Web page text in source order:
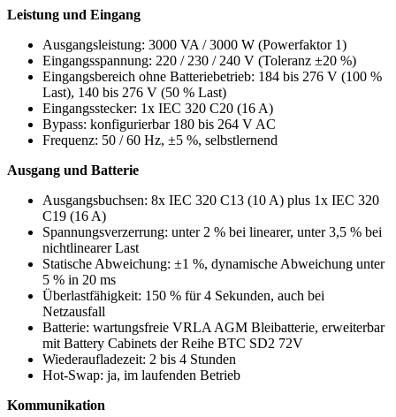
Leistung und Eingang
Ausgangsleistung: 3000 VA / 3000 W (Powerfaktor 1)
Eingangsspannung: 220 / 230 / 240 V (Toleranz ±20 %)
Eingangsbereich ohne Batteriebetrieb: 184 bis 276 V (100 %
Last), 140 bis 276 V (50 % Last)
Eingangsstecker: 1x IEC 320 C20 (16 A)
Bypass: konfigurierbar 180 bis 264 V AC
Frequenz: 50 / 60 Hz, ±5 %, selbstlernend
Ausgang und Batterie
Ausgangsbuchsen: 8x IEC 320 C13 (10 A) plus 1x IEC 320
C19 (16 A)
Spannungsverzerrung: unter 2 % bei linearer, unter 3,5 % bei
nichtlinearer Last
Statische Abweichung: ±1 %, dynamische Abweichung unter
5 % in 20 ms
Überlastfähigkeit: 150 % für 4 Sekunden, auch bei
Netzausfall
Batterie: wartungsfreie VRLA AGM Bleibatterie, erweiterbar
mit Battery Cabinets der Reihe BTC SD2 72V
Wiederaufladezeit: 2 bis 4 Stunden
Hot-Swap: ja, im laufenden Betrieb
Kommunikation